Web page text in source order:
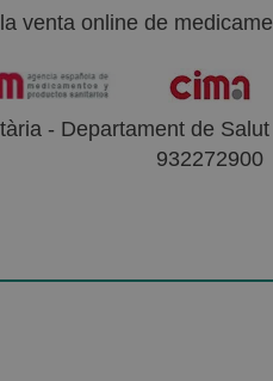
venta online de
- Departament de
932272900